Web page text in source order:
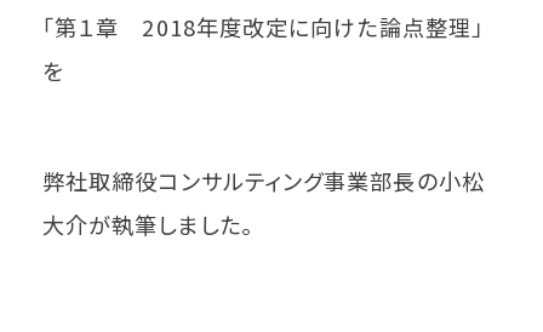
「第１章 2018年度改定に向けた論点整理」
を
弊社取締役コンサルティング事業部長の小松
大介が執筆しました。